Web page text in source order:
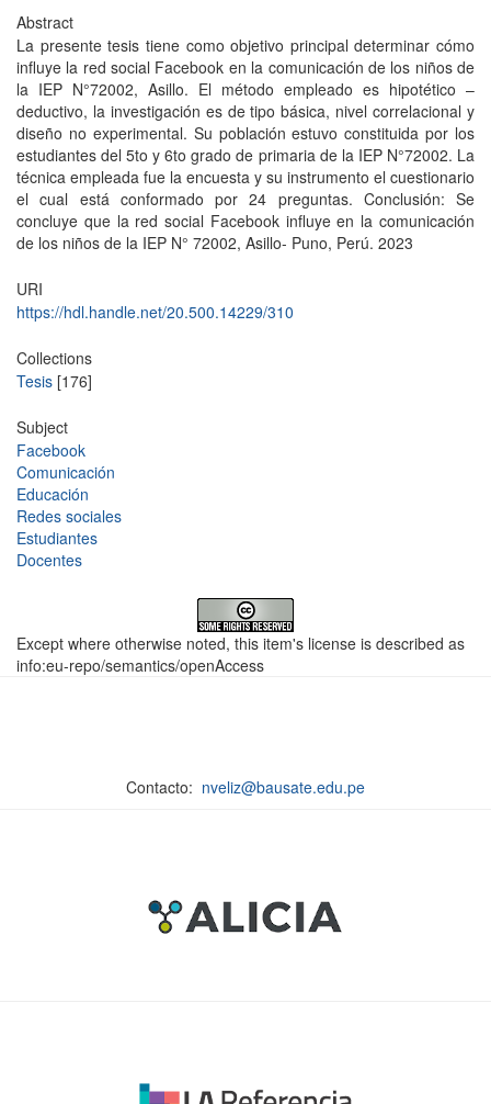
Abstract
La presente tesis tiene como objetivo principal determinar cómo
influye la red social Facebook en la comunicación de los niños de
la IEP N°72002, Asillo. El método empleado es hipotético –
deductivo, la investigación es de tipo básica, nivel correlacional y
diseño no experimental. Su población estuvo constituida por los
estudiantes del 5to y 6to grado de primaria de la IEP N°72002. La
técnica empleada fue la encuesta y su instrumento el cuestionario
el cual está conformado por 24 preguntas. Conclusión: Se
concluye que la red social Facebook influye en la comunicación
de los niños de la IEP N° 72002, Asillo- Puno, Perú. 2023
URI
https://hdl.handle.net/20.500.14229/310
Collections
Tesis [176]
Subject
Facebook
Comunicación
Educación
Redes sociales
Estudiantes
Docentes
Except where otherwise noted, this item's license is described as
info:eu-repo/semantics/openAccess
Contacto: nveliz@bausate.edu.pe